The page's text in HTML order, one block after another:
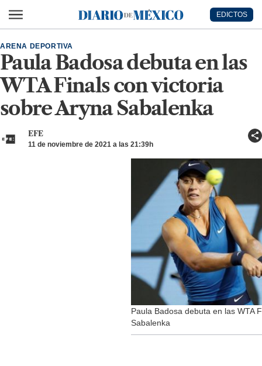
Diario de México
EDICTOS
Paula Badosa debuta en las
WTA Finals con victoria
sobre Aryna Sabalenka
ARENA DEPORTIVA
EFE
11 de noviembre de 2021 a las 21:39h
Paula Badosa debuta en las WTA
Sabalenka